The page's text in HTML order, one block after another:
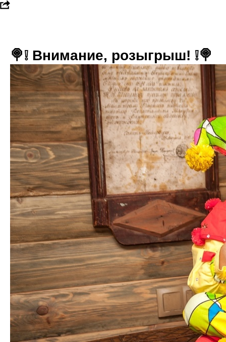
🍭❕ Внимание, розыгрыш! ❕🍭